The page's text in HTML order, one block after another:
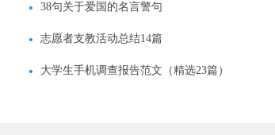
38句关于爱国的名言警句
志愿者支教活动总结14篇
大学生手机调查报告范文（精选23篇）